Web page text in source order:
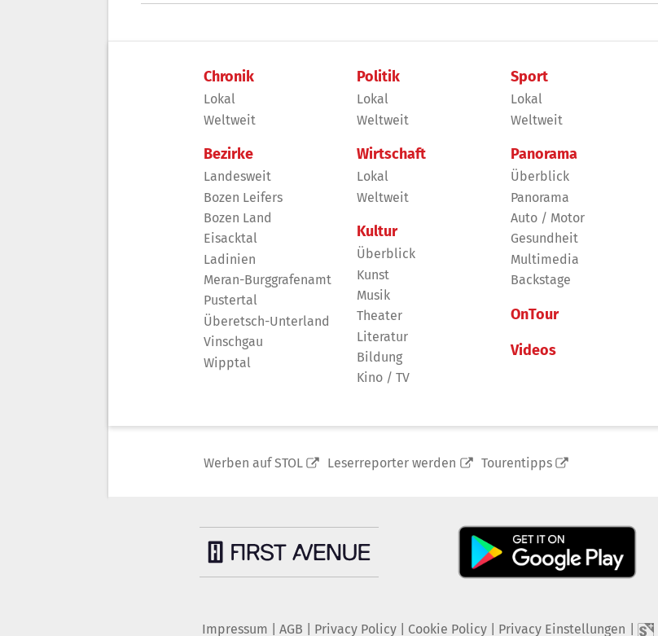
Chronik
Lokal
Weltweit
Bezirke
Landesweit
Bozen Leifers
Bozen Land
Eisacktal
Ladinien
Meran-Burggrafenamt
Pustertal
Überetsch-Unterland
Vinschgau
Wipptal
Politik
Lokal
Weltweit
Wirtschaft
Lokal
Weltweit
Kultur
Überblick
Kunst
Musik
Theater
Literatur
Bildung
Kino / TV
Sport
Lokal
Weltweit
Panorama
Überblick
Panorama
Auto / Motor
Gesundheit
Multimedia
Backstage
OnTour
Videos
Werben auf STOL Leserreporter werden Tourentipps
Impressum AGB Privacy Policy| Cookie Policy| Privacy Einstellungen